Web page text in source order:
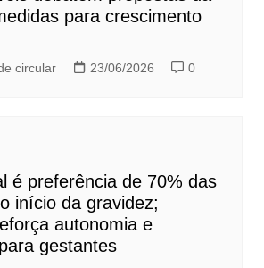
para crescimento
circular 23/06/2026 0
é preferência de 70% das
início da gravidez;
autonomia e
gestantes